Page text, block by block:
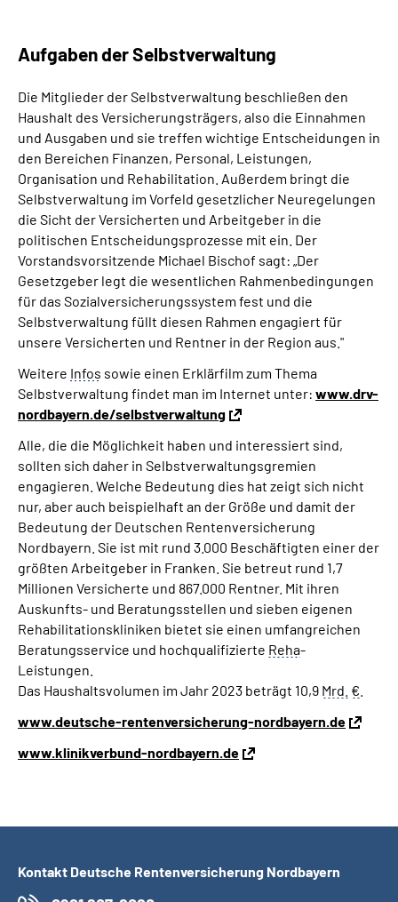
Aufgaben der Selbstverwaltung
Die Mitglieder der Selbstverwaltung beschließen den
Haushalt des Versicherungsträgers, also die Einnahmen
und Ausgaben und sie treffen wichtige Entscheidungen in
den Bereichen Finanzen, Personal, Leistungen,
Organisation und Rehabilitation. Außerdem bringt die
Selbstverwaltung im Vorfeld gesetzlicher Neuregelungen
die Sicht der Versicherten und Arbeitgeber in die
politischen Entscheidungsprozesse mit ein. Der
Vorstandsvorsitzende Michael Bischof sagt: „Der
Gesetzgeber legt die wesentlichen Rahmenbedingungen
für das Sozialversicherungssystem fest und die
Selbstverwaltung füllt diesen Rahmen engagiert für
unsere Versicherten und Rentner in der Region aus."
Weitere Infos sowie einen Erklärfilm zum Thema
Selbstverwaltung findet man im Internet unter: www.drv-
nordbayern.de/selbstverwaltung
Alle, die die Möglichkeit haben und interessiert sind,
sollten sich daher in Selbstverwaltungsgremien
engagieren. Welche Bedeutung dies hat zeigt sich nicht
nur, aber auch beispielhaft an der Größe und damit der
Bedeutung der Deutschen Rentenversicherung
Nordbayern. Sie ist mit rund 3.000 Beschäftigten einer der
größten Arbeitgeber in Franken. Sie betreut rund 1,7
Millionen Versicherte und 867.000 Rentner. Mit ihren
Auskunfts- und Beratungsstellen und sieben eigenen
Rehabilitationskliniken bietet sie einen umfangreichen
Beratungsservice und hochqualifizierte Reha-
Leistungen.
Das Haushaltsvolumen im Jahr 2023 beträgt 10,9 Mrd. €
www.deutsche-rentenversicherung-nordbayern.de
www.klinikverbund-nordbayern.de
Kontakt Deutsche Rentenversicherung Nordbayern